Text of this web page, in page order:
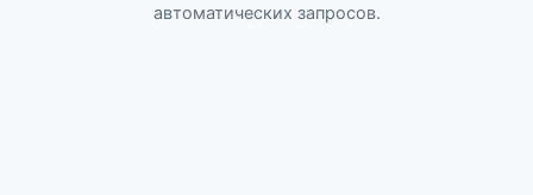
автоматических запросов.